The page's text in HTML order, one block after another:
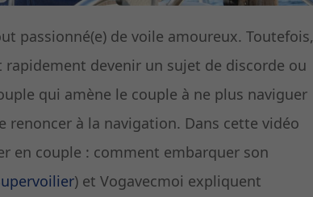
passionné(e) de voile amoureux. Toutefois,
devenir un sujet de discorde ou
qui amène le couple à ne plus naviguer
renoncer à la navigation. Dans cette vidéo
en couple : comment embarquer son
) et Vogavecmoi expliquent